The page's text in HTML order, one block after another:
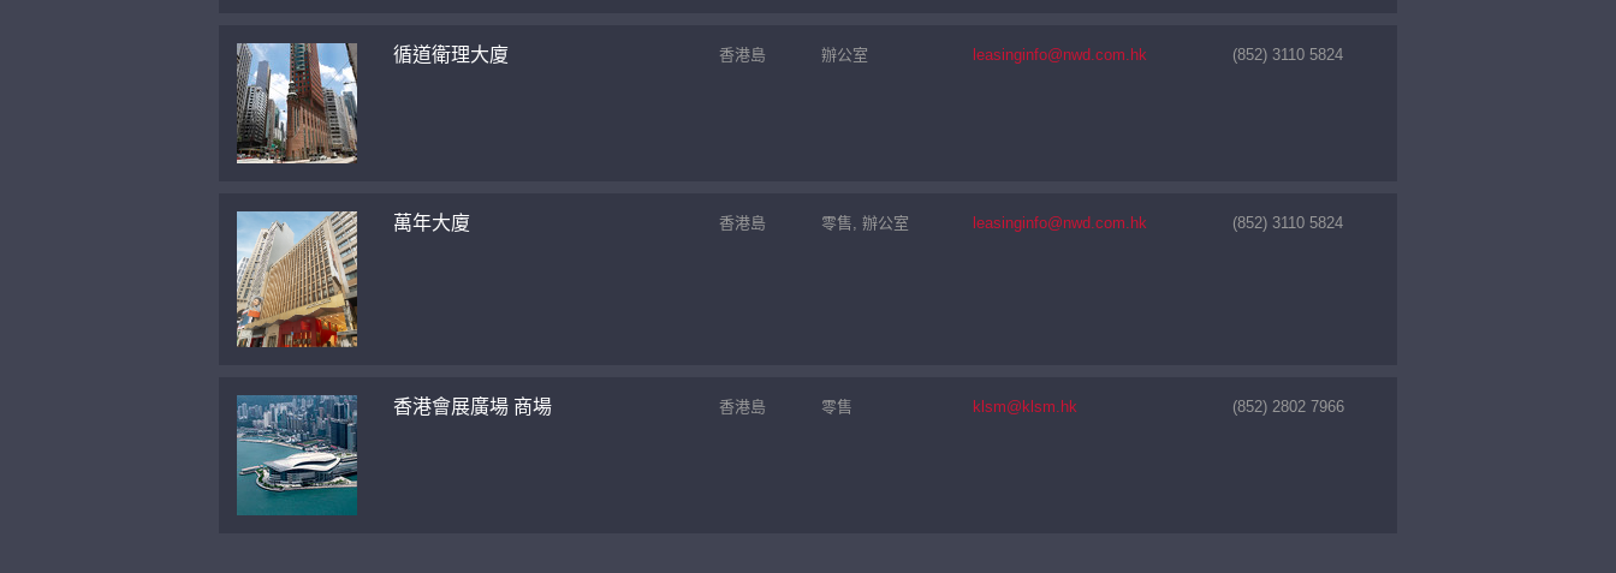
循道衛理大廈 香港島 辦公室 leasinginfo@nwd.com.hk (852) 3110 5824
萬年大廈 香港島 零售, 辦公室 leasinginfo@nwd.com.hk (852) 3110 5824
香港會展廣場 商場 香港島 零售 klsm@klsm.hk (852) 2802 7966